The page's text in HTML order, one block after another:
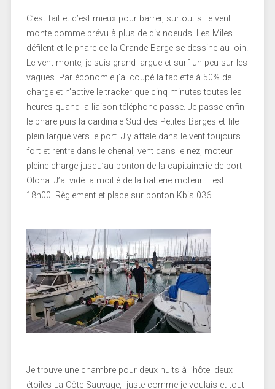
C’est fait et c’est mieux pour barrer, surtout si le vent
monte comme prévu à plus de dix noeuds. Les Miles
défilent et le phare de la Grande Barge se dessine au loin.
Le vent monte, je suis grand largue et surf un peu sur les
vagues. Par économie j’ai coupé la tablette à 50% de
charge et n’active le tracker que cinq minutes toutes les
heures quand la liaison téléphone passe. Je passe enfin
le phare puis la cardinale Sud des Petites Barges et file
plein largue vers le port. J’y affale dans le vent toujours
fort et rentre dans le chenal, vent dans le nez, moteur
pleine charge jusqu’au ponton de la capitainerie de port
Olona. J’ai vidé la moitié de la batterie moteur. Il est
18h00. Règlement et place sur ponton Kbis 036.
Je trouve une chambre pour deux nuits à l’hôtel deux
étoiles La Côte Sauvage, juste comme je voulais et tout